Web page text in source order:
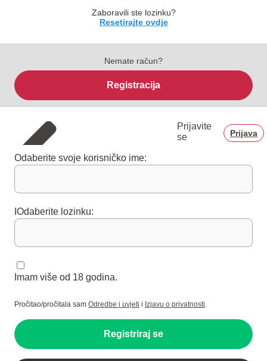
Zaboravili ste lozinku?
Resetirajte ovdje
Nemate račun?
Registracija
Prijavite
se
Prijava
Odaberite svoje korisničko ime:
IOdaberite lozinku:
Imam više od 18 godina.
Pročitao/pročitala sam Odredbe i uvjeti i Izjavu o privatnosti.
Registriraj se